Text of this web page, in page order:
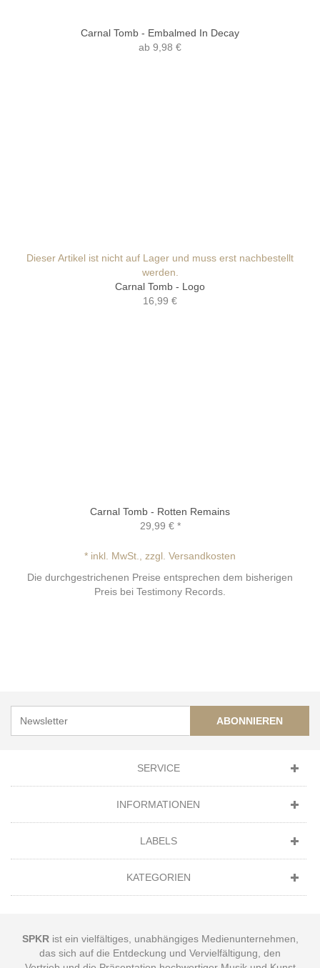
Carnal Tomb - Embalmed In Decay
ab 9,98 €
Dieser Artikel ist nicht auf Lager und muss erst nachbestellt
werden.
Carnal Tomb - Logo
16,99 €
Carnal Tomb - Rotten Remains
29,99 €*
* inkl. MwSt., zzgl. Versandkosten
Die durchgestrichenen Preise entsprechen dem bisherigen
Preis bei Testimony Records.
ABONNIEREN
SERVICE
INFORMATIONEN
LABELS
KATEGORIEN
SPKRist ein vielfältiges, unabhängiges Medienunternehmen,
das sich auf die Entdeckung und Vervielfältigung, den